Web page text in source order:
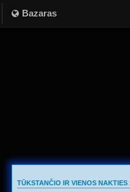
Bazaras
TŪKSTANČIO IR VIENOS NAKTIES